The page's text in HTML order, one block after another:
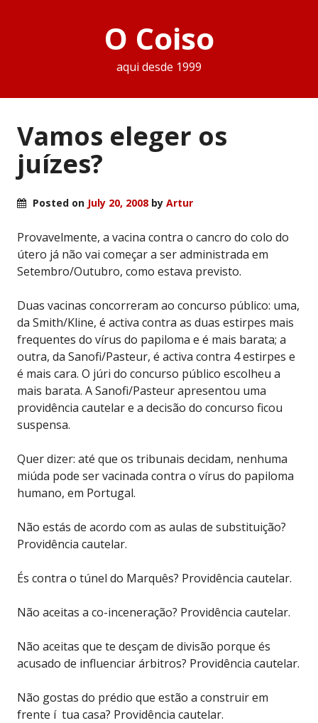
O Coiso
aqui desde 1999
Vamos eleger os
juízes?
Posted on July 20, 2008 by Artur
Provavelmente, a vacina contra o cancro do colo do
útero já não vai começar a ser administrada em
Setembro/Outubro, como estava previsto.
Duas vacinas concorreram ao concurso público: uma,
da Smith/Kline, é activa contra as duas estirpes mais
frequentes do vírus do papiloma e é mais barata; a
outra, da Sanofi/Pasteur, é activa contra 4 estirpes e
é mais cara. O júri do concurso público escolheu a
mais barata. A Sanofi/Pasteur apresentou uma
providência cautelar e a decisão do concurso ficou
suspensa.
Quer dizer: até que os tribunais decidam, nenhuma
miúda pode ser vacinada contra o vírus do papiloma
humano, em Portugal.
Não estás de acordo com as aulas de substituição?
Providência cautelar.
És contra o túnel do Marquês? Providência cautelar.
Não aceitas a co-inceneração? Providência cautelar.
Não aceitas que te desçam de divisão porque és
acusado de influenciar árbitros? Providência cautelar.
Não gostas do prédio que estão a construir em
frente í tua casa? Providência cautelar.